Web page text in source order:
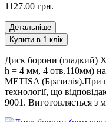
1127.00 грн.
Детальніше
Купити в 1 клік
Диск борони (гладкий)
h = 4 мм, 4 отв.110мм)
METISA (Бразилія).При
технології, що
9001. Виготовляється з